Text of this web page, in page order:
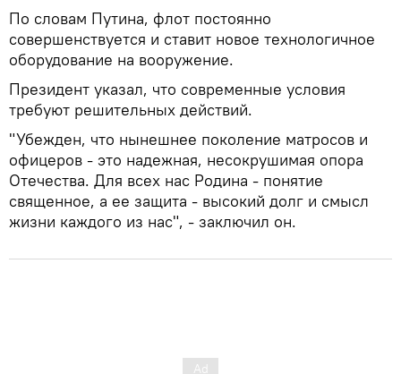
По словам Путина, флот постоянно
совершенствуется и ставит новое технологичное
оборудование на вооружение.
Президент указал, что современные условия
требуют решительных действий.
"Убежден, что нынешнее поколение матросов и
офицеров - это надежная, несокрушимая опора
Отечества. Для всех нас Родина - понятие
священное, а ее защита - высокий долг и смысл
жизни каждого из нас", - заключил он.